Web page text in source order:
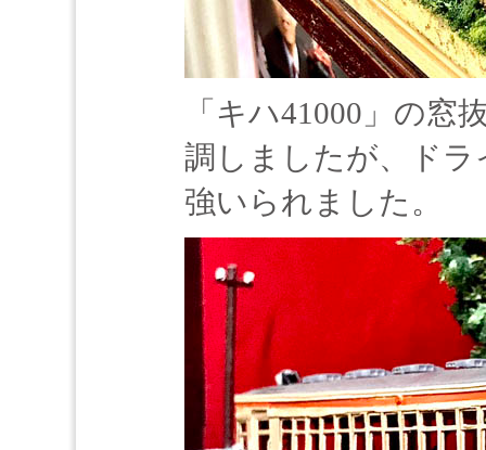
「キハ41000」の窓
調しましたが、ド
強いられました。